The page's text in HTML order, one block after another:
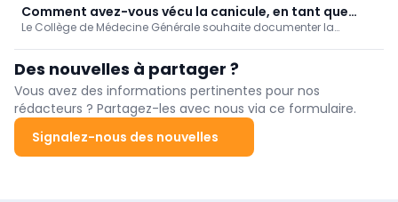
Bruxelles-Capitale.
Comment avez-vous vécu la canicule, en tant que
médecin généraliste? [Enquête]
Le Collège de Médecine Générale souhaite documenter la
Des nouvelles à partager ?
Vous avez des informations pertinentes pour nos
rédacteurs ? Partagez-les avec nous via ce formulaire.
Signalez-nous des nouvelles